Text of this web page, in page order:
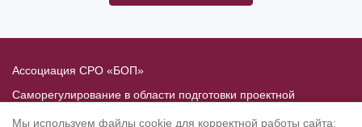
Ассоциация СРО «БОП»
Саморегулирование в области подготовки проектной
Мы используем файлы cookie для корректной работы сайта: